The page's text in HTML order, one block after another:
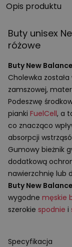
Opis produktu
Buty unisex
różowe
Buty New
Cholewka
zamszowej,
Podeszwę
pianki FuelCell, a
co znacząco
absorpcji
Gumowy bieżnik
dodatkową
nawierzchnię lub
Buty New
wygodne męskie
szerokie spodnie i
Specyfikacja